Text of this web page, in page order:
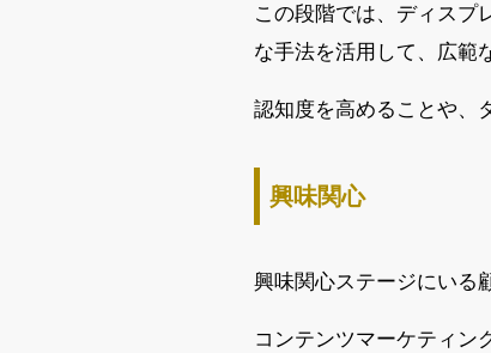
この段階では、ディスプ
な手法を活用して、広範
認知度を高めることや、
興味関心
興味関心ステージにいる
コンテンツマーケティン